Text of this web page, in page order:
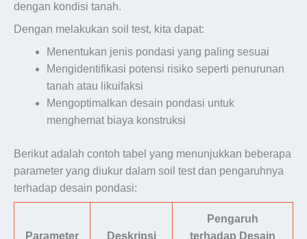
dengan kondisi tanah.
Dengan melakukan soil test, kita dapat:
Menentukan jenis pondasi yang paling sesuai
Mengidentifikasi potensi risiko seperti penurunan
tanah atau likuifaksi
Mengoptimalkan desain pondasi untuk
menghemat biaya konstruksi
Berikut adalah contoh tabel yang menunjukkan beberapa
parameter yang diukur dalam soil test dan pengaruhnya
terhadap desain pondasi:
Parameter Deskripsi
Pengaruh
terhadap Desain